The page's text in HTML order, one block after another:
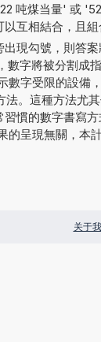
吨煤当量' 或
互相結合，且
現勾號，則答
數字將被分割成
數字受限的設備
法。這種方法尤
慣的數字書寫
呈現無關，本
关于